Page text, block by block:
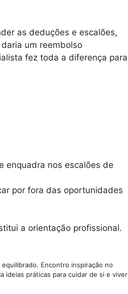
as deduções e escalões,
um reembolso
fez toda a diferença para
enquadra nos escalões de
por fora das oportunidades
a orientação profissional.
Encontro inspiração no
ideias práticas para cuidar de si e viver